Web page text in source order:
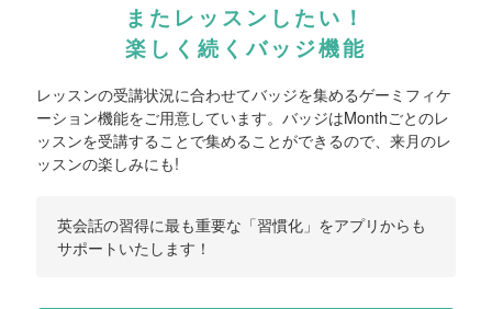
またレッスンしたい！
楽しく続くバッジ機能
レッスンの受講状況に合わせてバッジを集めるゲーミフィケ
ーション機能をご用意しています。バッジはMonthごとのレ
ッスンを受講することで集めることができるので、来月のレ
ッスンの楽しみにも!
英会話の習得に最も重要な「習慣化」をアプリからも
サポートいたします！